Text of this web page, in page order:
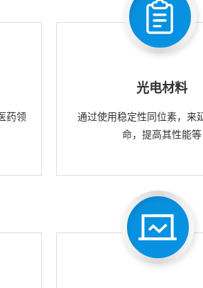
药领
光电材料
通过使用稳定性同位素，来
命，提高其性能等